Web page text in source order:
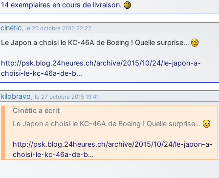
14 exemplaires en cours de livraison.
cinétic, le 26 octobre 2015 22:22
Le Japon a choisi le KC-46A de Boeing ! Quelle surprise…
http://psk.blog.24heures.ch/archive/2015/10/24/le-japon-a-
choisi-le-kc-46a-de-b…
kilobravo, le 27 octobre 2015 19:41
Cinétic a écrit
Le Japon a choisi le KC-46A de Boeing ! Quelle surprise…
http://psk.blog.24heures.ch/archive/2015/10/24/le-japon-a-
choisi-le-kc-46a-de-b…